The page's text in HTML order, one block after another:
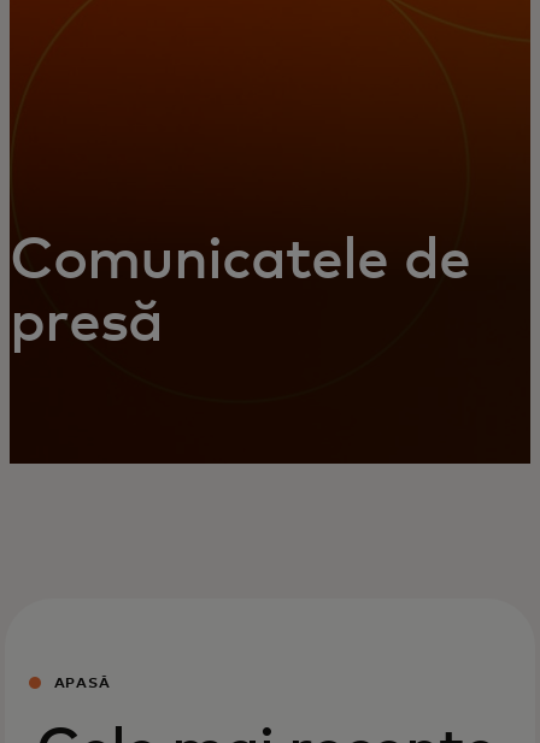
Comunicatele de
presă
APASĂ